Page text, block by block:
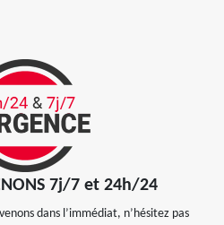
7j/7 et 24h/24
dans l’immédiat, n’hésitez pas